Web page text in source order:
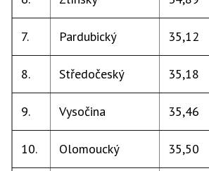
7. Pardubický 35,12
8. Středočeský 35,18
9. Vysočina 35,46
10. Olomoucký 35,50